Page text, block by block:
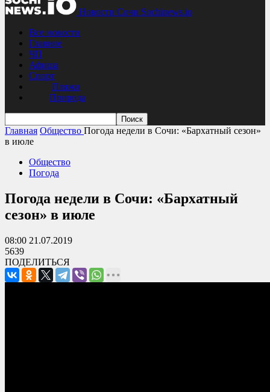
Новости Сочи Sochinews.io
Все новости
Главное
ЧП
Афиша
Спорт
Пляжи
Природа
Главная Общество Погода недели в Сочи: «Бархатный сезон»
в июле
Общество
Погода
Погода недели в Сочи: «Бархатный
сезон» в июле
08:00 21.07.2019
5639
ПОДЕЛИТЬСЯ